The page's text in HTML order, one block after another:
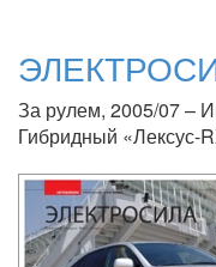
За рулем, 2005/07 –
Гибридный «Лексус-